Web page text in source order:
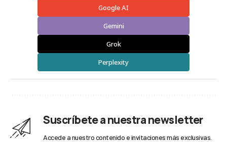
Google AI
Gemini
Grok
Perplexity
Suscríbete a nuestra newsletter
Accede a nuestro contenido e invitaciones más exclusivas.